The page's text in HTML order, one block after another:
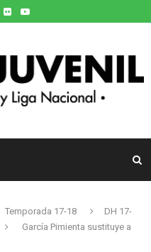
Temporada 17-18
DH 17-
García Pimienta sustituye a